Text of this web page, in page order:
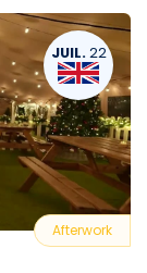
JUIL. 22
Afterwork